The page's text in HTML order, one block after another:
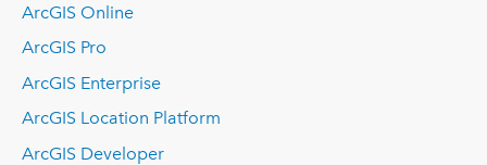
ArcGIS Online
ArcGIS Pro
ArcGIS Enterprise
ArcGIS Location Platform
ArcGIS Developer